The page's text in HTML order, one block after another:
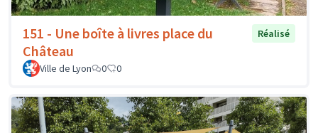
151 - Une boîte à livres place du
Château
Réalisé
Ville de Lyon 0 0